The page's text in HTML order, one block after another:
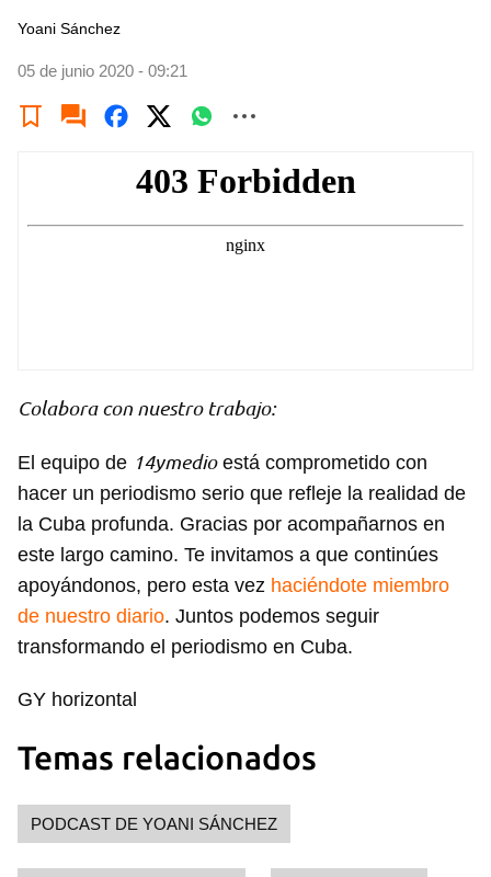
Yoani Sánchez
05 de junio 2020 - 09:21
Colabora con nuestro trabajo:
El equipo de 14ymedioestá comprometido con
hacer un periodismo serio que refleje la realidad de
la Cuba profunda. Gracias por acompañarnos en
este largo camino. Te invitamos a que continúes
apoyándonos, pero esta vez haciéndote miembro
de nuestro diario. Juntos podemos seguir
transformando el periodismo en Cuba.
GY horizontal
Temas relacionados
PODCAST DE YOANI SÁNCHEZ